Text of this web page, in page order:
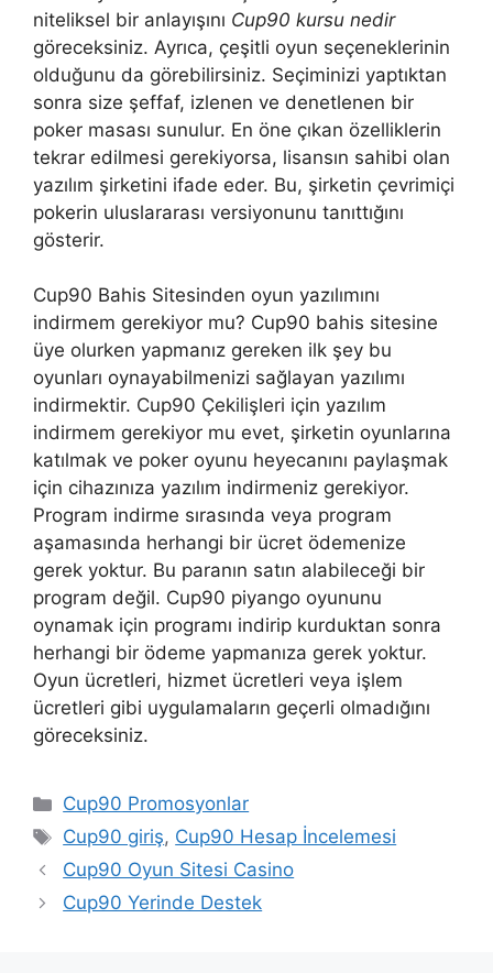
niteliksel bir anlayışını Cup90 kursu nedir
göreceksiniz. Ayrıca, çeşitli oyun seçeneklerinin
olduğunu da görebilirsiniz. Seçiminizi yaptıktan
sonra size şeffaf, izlenen ve denetlenen bir
poker masası sunulur. En öne çıkan özelliklerin
tekrar edilmesi gerekiyorsa, lisansın sahibi olan
yazılım şirketini ifade eder. Bu, şirketin çevrimiçi
pokerin uluslararası versiyonunu tanıttığını
gösterir.
Cup90 Bahis Sitesinden oyun yazılımını
indirmem gerekiyor mu? Cup90 bahis sitesine
üye olurken yapmanız gereken ilk şey bu
oyunları oynayabilmenizi sağlayan yazılımı
indirmektir. Cup90 Çekilişleri için yazılım
indirmem gerekiyor mu evet, şirketin oyunlarına
katılmak ve poker oyunu heyecanını paylaşmak
için cihazınıza yazılım indirmeniz gerekiyor.
Program indirme sırasında veya program
aşamasında herhangi bir ücret ödemenize
gerek yoktur. Bu paranın satın alabileceği bir
program değil. Cup90 piyango oyununu
oynamak için programı indirip kurduktan sonra
herhangi bir ödeme yapmanıza gerek yoktur.
Oyun ücretleri, hizmet ücretleri veya işlem
ücretleri gibi uygulamaların geçerli olmadığını
göreceksiniz.
Kategoriler
Cup90 Promosyonlar
Etiketler
Cup90 giriş, Cup90 Hesap İncelemesi
Cup90 Oyun Sitesi Casino
Cup90 Yerinde Destek